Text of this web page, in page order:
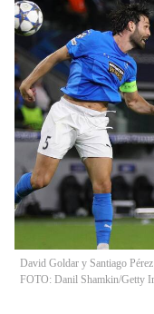
David Goldar y Santiago
FOTO: Danil Shamkin/Getty